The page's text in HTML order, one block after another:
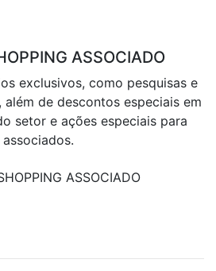
ASSOCIADO
exclusivos, como pesquisas e
de descontos especiais em
setor e ações especiais para
associados.
ASSOCIADO